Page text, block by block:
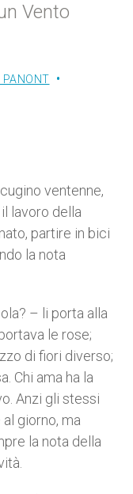
Vento
PANONT
ventenne,
lavoro della
partire in bici
la nota
– li porta alla
le rose;
di fiori diverso;
Chi ama ha la
Anzi gli stessi
giorno, ma
la nota della